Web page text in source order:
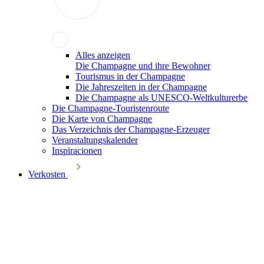
Alles anzeigen
Die Champagne und ihre Bewohner
Tourismus in der Champagne
Die Jahreszeiten in der Champagne
Die Champagne als UNESCO-Weltkulturerbe
Die Champagne-Touristenroute
Die Karte von Champagne
Das Verzeichnis der Champagne-Erzeuger
Veranstaltungskalender
Inspiracionen
Verkosten